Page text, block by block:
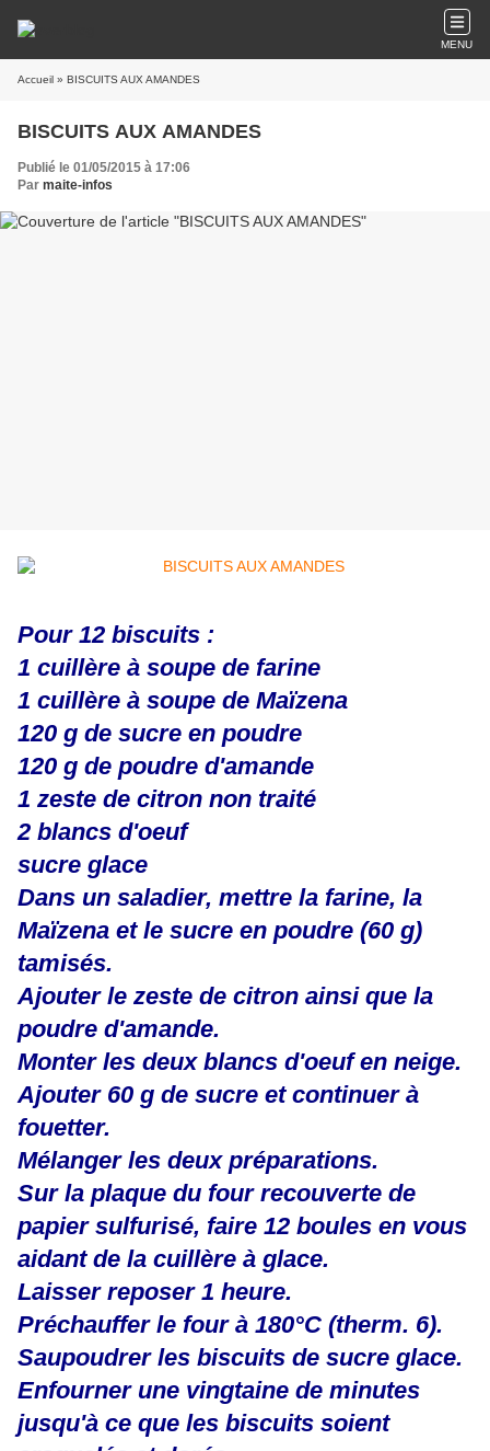
MENU
Accueil » BISCUITS AUX AMANDES
BISCUITS AUX AMANDES
Publié le 01/05/2015 à 17:06
Par maite-infos
Pour 12 biscuits :
1 cuillère à soupe de farine
1 cuillère à soupe de Maïzena
120 g de sucre en poudre
120 g de poudre d'amande
1 zeste de citron non traité
2 blancs d'oeuf
sucre glace
Dans un saladier, mettre la farine, la
Maïzena et le sucre en poudre (60 g)
tamisés.
Ajouter le zeste de citron ainsi que la
poudre d'amande.
Monter les deux blancs d'oeuf en neige.
Ajouter 60 g de sucre et continuer à
fouetter.
Mélanger les deux préparations.
Sur la plaque du four recouverte de
papier sulfurisé, faire 12 boules en vous
aidant de la cuillère à glace.
Laisser reposer 1 heure.
Préchauffer le four à 180°C (therm. 6).
Saupoudrer les biscuits de sucre glace.
Enfourner une vingtaine de minutes
jusqu'à ce que les biscuits soient